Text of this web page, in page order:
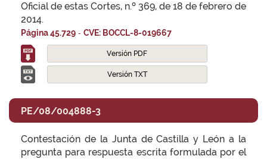
Oficial de estas Cortes, n.º 369, de 18 de febrero de
2014.
Página 45.729 - CVE: BOCCL-8-019667
Versión PDF
Versión TXT
PE/08/004888-3
Contestación de la Junta de Castilla y León a la
pregunta para respuesta escrita formulada por el